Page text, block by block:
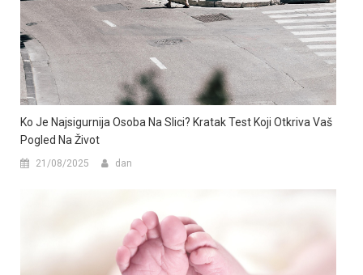
Ko Je Najsigurnija Osoba Na Slici? Kratak Test Koji Otkriva Vaš
Pogled Na Život
21/08/2025 dan